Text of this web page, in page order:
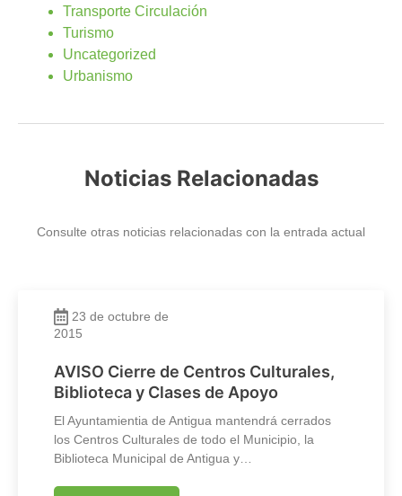
Transporte Circulación
Turismo
Uncategorized
Urbanismo
Noticias Relacionadas
Consulte otras noticias relacionadas con la entrada actual
23 de octubre de
2015
AVISO Cierre de Centros Culturales,
Biblioteca y Clases de Apoyo
El Ayuntamientia de Antigua mantendrá cerrados
los Centros Culturales de todo el Municipio, la
Biblioteca Municipal de Antigua y…